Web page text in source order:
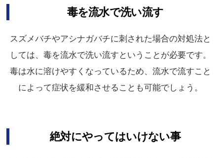
毒を流水で洗い流す
スズメバチやアシナガバチに刺された場合の対処法と
しては、毒を流水で洗い流すということが必要です。
毒は水に溶けやすくなっているため、流水で流すこと
によって症状を緩和させることも可能でしょう。
絶対にやってはいけない事